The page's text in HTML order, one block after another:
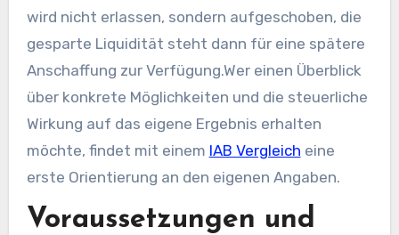
wird nicht erlassen, sondern aufgeschoben, die
gesparte Liquidität steht dann für eine spätere
Anschaffung zur Verfügung.Wer einen Überblick
über konkrete Möglichkeiten und die steuerliche
Wirkung auf das eigene Ergebnis erhalten
möchte, findet mit einem IAB Vergleich eine
erste Orientierung an den eigenen Angaben.
Voraussetzungen und